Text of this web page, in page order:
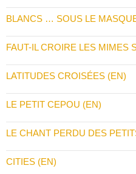
BLANCS … SOUS LE
FAUT-IL CROIRE LES MIMES
LATITUDES CROISÉES (EN)
LE PETIT CEPOU (EN)
LE CHANT PERDU DES
CITIES (EN)